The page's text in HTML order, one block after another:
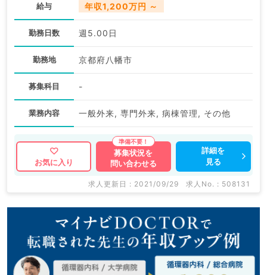
給与 年収1,200万円 ～
勤務日数 週5.00日
勤務地 京都府八幡市
募集科目 -
業務内容 一般外来, 専門外来, 病棟管理, その他
お気に入り
募集状況を
問い合わせる
詳細を
見る
求人更新日 : 2021/09/29 求人No. : 508131